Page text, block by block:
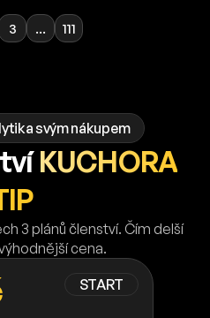
3 ... 111
svým nákupem
KUCHORA
3 plánů členství. Čím delší
cena.
START